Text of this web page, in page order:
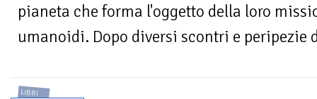
pianeta che forma l'oggetto della loro
umanoidi. Dopo diversi scontri e peripezie
LIBRI